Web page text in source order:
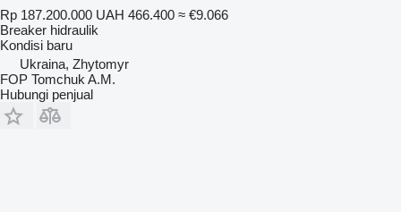
Rp 187.200.000 UAH 466.400 ≈ €9.066
Breaker hidraulik
Kondisi baru
Ukraina, Zhytomyr
FOP Tomchuk A.M.
Hubungi penjual